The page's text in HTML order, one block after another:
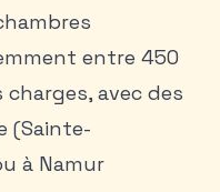
entre 450
avec des
(Sainte-
à Namur